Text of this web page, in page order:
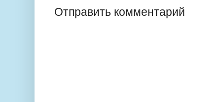
Отправить комментарий